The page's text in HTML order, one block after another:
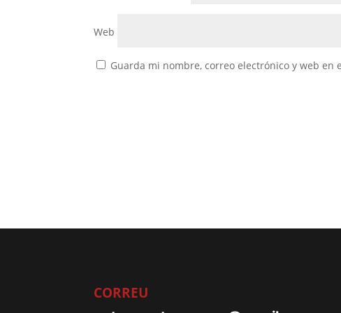
Web
Guarda mi nombre, correo electrónico y web en
CORREU